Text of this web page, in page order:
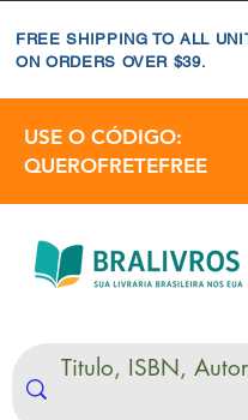
FREE SHIPPING TO ALL
ON ORDERS OVER $39.
USE O CÓDIGO:
QUEROFRETEFREE